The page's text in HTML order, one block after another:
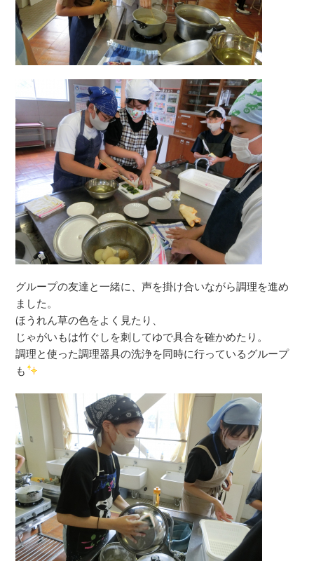
グループの友達と一緒に、声を掛け合いながら調理を進め
ました。
ほうれん草の色をよく見たり、
じゃがいもは竹ぐしを刺してゆで具合を確かめたり。
調理と使った調理器具の洗浄を同時に行っているグループ
も